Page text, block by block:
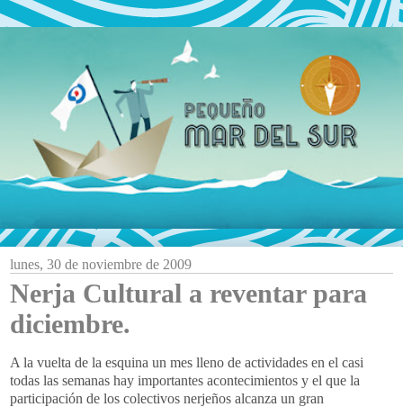
lunes, 30 de noviembre de 2009
Nerja Cultural a reventar para
diciembre.
A la vuelta de la esquina un mes lleno de actividades en el casi
todas las semanas hay importantes acontecimientos y el que la
participación de los colectivos nerjeños alcanza un gran